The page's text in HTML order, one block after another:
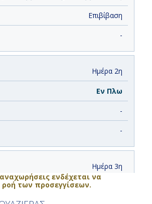
Επιβίβαση
-
Ημέρα 2η
Εν Πλω
-
-
Ημέρα 3η
Σαιντ Μαρτέν, Ολλανδικές
ενδέχεται να
ροή των προσεγγίσεων.